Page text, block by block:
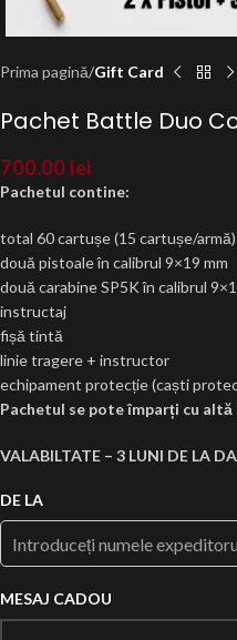
Prima pagină Gift Card
Pachet Battle Duo
700.00 lei
Pachetul contine:
total 60 cartușe (15 cartușe/armă)
două pistoale în calibrul 9×19 mm
două carabine SP5K în calibrul
instructaj
fișă tintă
linie tragere + instructor
echipament protecție(caști
Pachetul se poteîmparți cu altă
VALABILTATE – 3 LUNI DE LA
DE LA
MESAJ CADOU